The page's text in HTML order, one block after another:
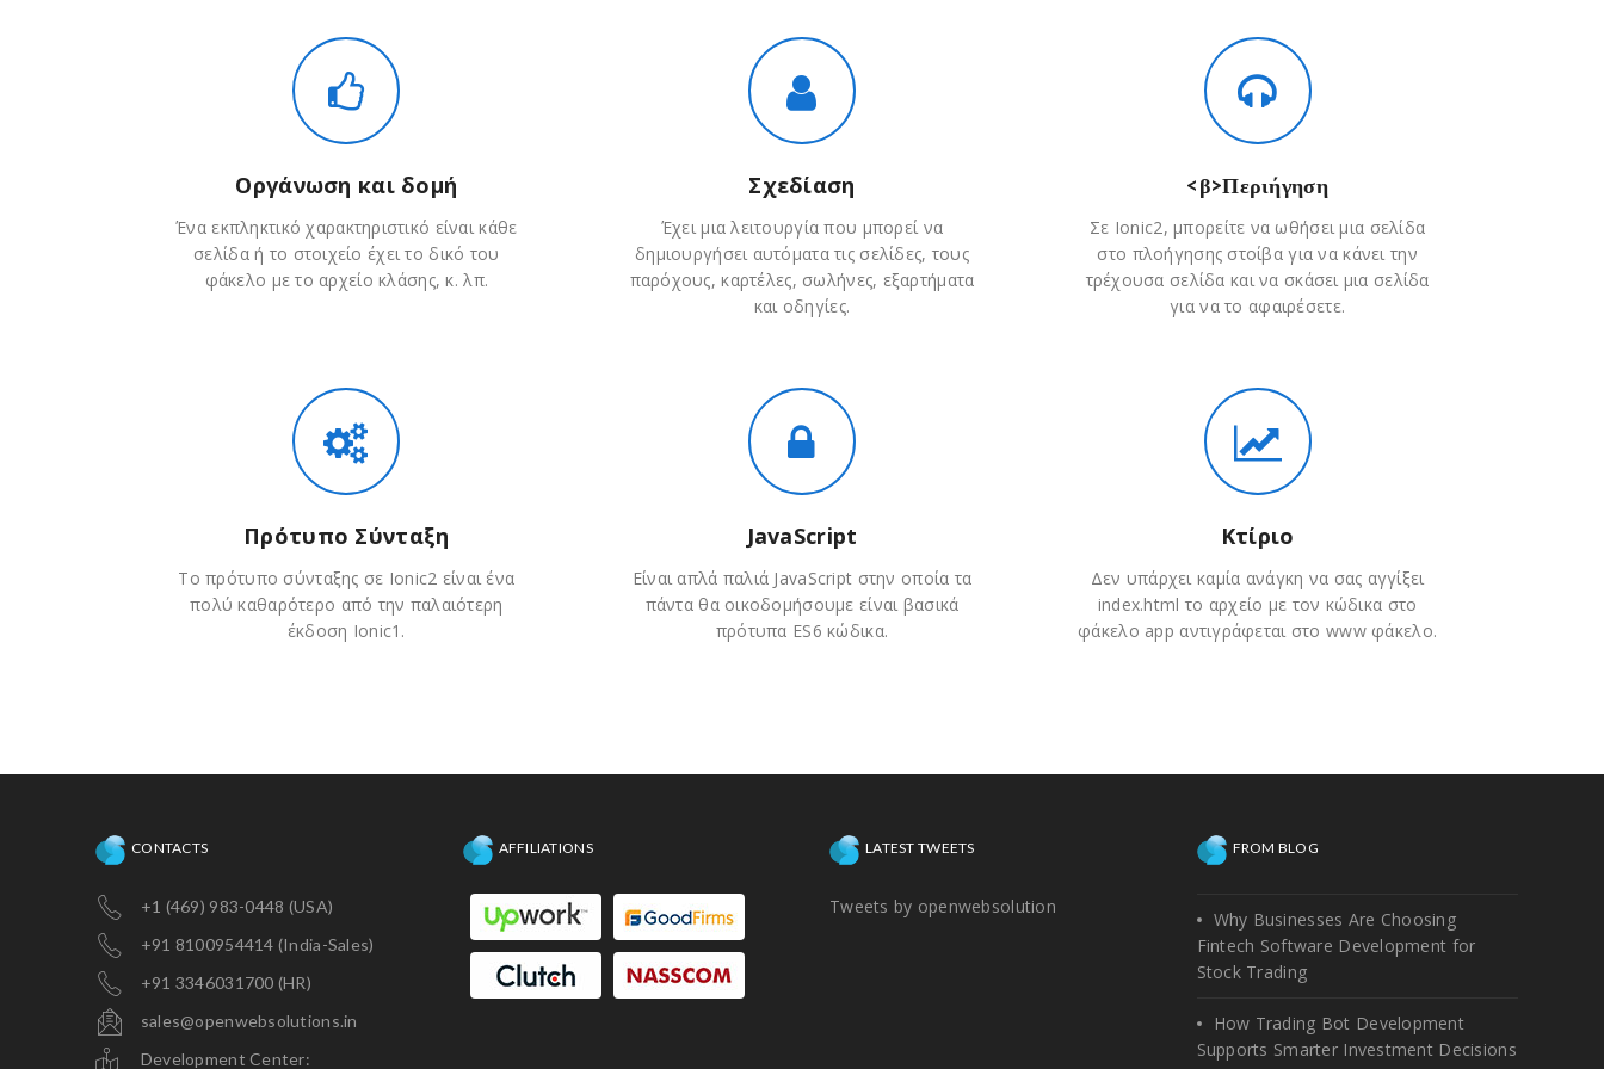
Οργάνωση και δομή
Ένα εκπληκτικό χαρακτηριστικό είναι κάθε
σελίδα ή το στοιχείο έχει το δικό του
φάκελο με το αρχείο κλάσης, κ. λπ.
Σχεδίαση
Έχει μια λειτουργία που μπορεί να
δημιουργήσει αυτόματα τις σελίδες, τους
παρόχους, καρτέλες, σωλήνες, εξαρτήματα
και οδηγίες.
<β>Περιήγηση
Σε Ionic2, μπορείτε να ωθήσει μια σελίδα
στο πλοήγησης στοίβα για να κάνει την
τρέχουσα σελίδα και να σκάσει μια σελίδα
για να το αφαιρέσετε.
Πρότυπο Σύνταξη
Το πρότυπο σύνταξης σε Ionic2 είναι ένα
πολύ καθαρότερο από την παλαιότερη
έκδοση Ionic1.
JavaScript
Είναι απλά παλιά JavaScript στην οποία τα
πάντα θα οικοδομήσουμε είναι βασικά
πρότυπα ES6 κώδικα.
Κτίριο
Δεν υπάρχει καμία ανάγκη να σας αγγίξει
index.html το αρχείο με τον κώδικα στο
φάκελο app αντιγράφεται στο www φάκελο.
CONTACTS
+1 (469) 983-0448 (USA)
+91 8100954414 (India-Sales)
+91 3346031700 (HR)
sales@openwebsolutions.in
Development Center:
AFFILIATIONS LATEST TWEETS
Tweets by openwebsolution
FROM BLOG
Why Businesses Are Choosing
Fintech Software Development for
Stock Trading
How Trading Bot Development
Supports Smarter Investment Decisions